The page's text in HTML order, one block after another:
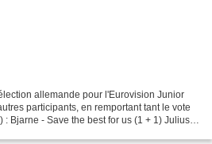
allemande pour l'Eurovision Junior
participants, en remportant tant le vote
Bjarne - Save the best for us (1 + 1) Julius -